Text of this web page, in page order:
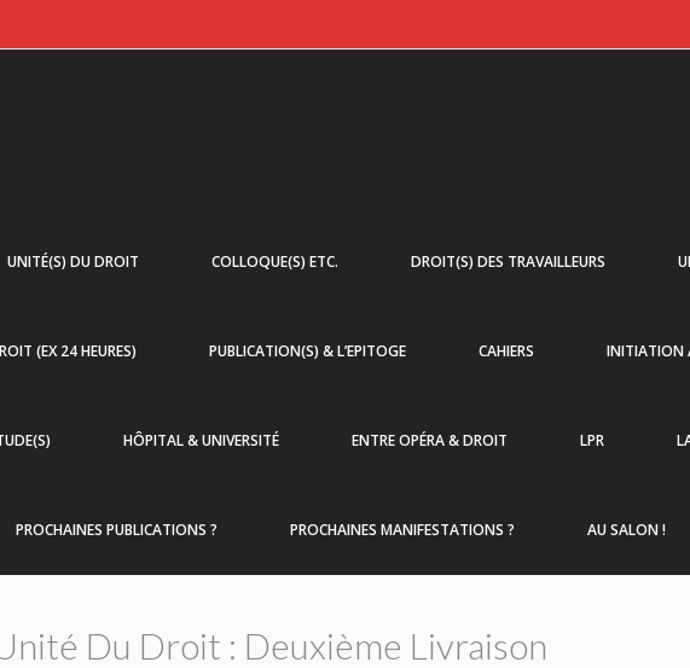
UNITÉ(S) DU DROIT COLLOQUE(S) ETC. DROIT(S) DES TRAVAILLEURS
(EX 24 HEURES) PUBLICATION(S) & L’EPITOGE CAHIERS INITIATION
HÔPITAL & UNIVERSITÉ ENTRE OPÉRA & DROIT LPR
PROCHAINES PUBLICATIONS ? PROCHAINES MANIFESTATIONS ? AU SALON !
Du Droit : Deuxième Livraison